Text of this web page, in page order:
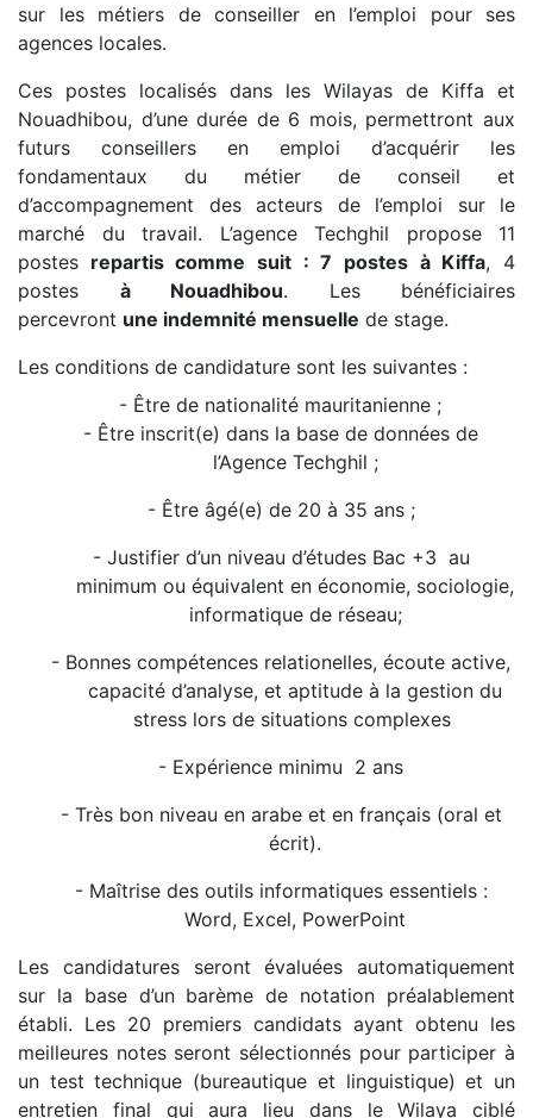
sur les métiers de conseiller en l’emploi pour ses
agences locales.
Ces postes localisés dans les Wilayas de Kiffa et
Nouadhibou, d’une durée de 6 mois, permettront aux
futurs conseillers en emploi d’acquérir les
fondamentaux du métier de conseil et
d’accompagnement des acteurs de l’emploi sur le
marché du travail. L’agence Techghil propose 11
postes repartis comme suit : 7 postes à Kiffa, 4
postes à Nouadhibou. Les bénéficiaires
percevront une indemnité mensuelle de stage.
Les conditions de candidature sont les suivantes :
- Être de nationalité mauritanienne ;
- Être inscrit(e) dans la base de données de
l’Agence Techghil ;
- Être âgé(e) de 20 à 35 ans ;
- Justifier d’un niveau d’études Bac +3 au
minimum ou équivalent en économie, sociologie,
informatique de réseau;
- Bonnes compétences relationelles, écoute active,
capacité d’analyse, et aptitude à la gestion du
stress lors de situations complexes
- Expérience minimu 2 ans
- Très bon niveau en arabe et en français (oral et
écrit).
- Maîtrise des outils informatiques essentiels :
Word, Excel, PowerPoint
Les candidatures seront évaluées automatiquement
sur la base d’un barème de notation préalablement
établi. Les 20 premiers candidats ayant obtenu les
meilleures notes seront sélectionnés pour participer à
un test technique (bureautique et linguistique) et un
entretien final qui aura lieu dans le Wilaya ciblé